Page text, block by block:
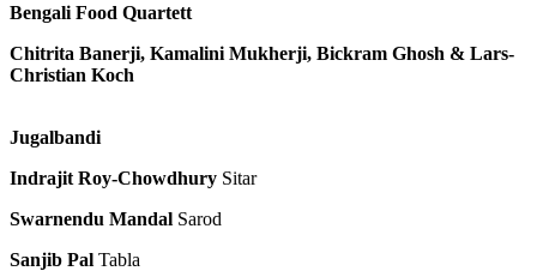
Bengali Food Quartett
Chitrita Banerji, Kamalini Mukherji, Bickram Ghosh & Lars-
Christian Koch
Jugalbandi
Indrajit Roy-Chowdhury Sitar
Swarnendu Mandal Sarod
Sanjib Pal Tabla